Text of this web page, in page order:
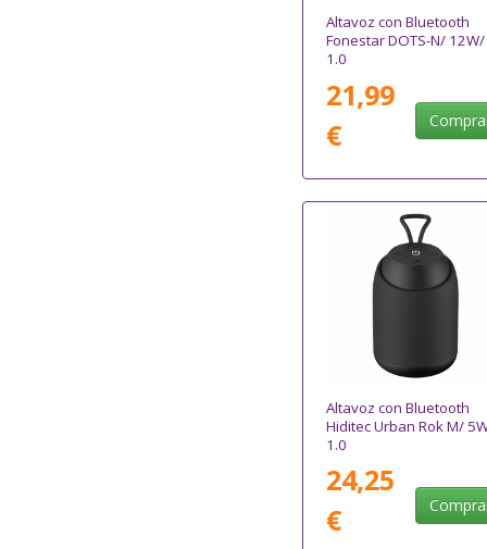
Altavoz con Bluetooth
Fonestar DOTS-N/ 12W/
1.0
21,99
€
Altavoz con Bluetooth
Hiditec Urban Rok M/
1.0
24,25
€